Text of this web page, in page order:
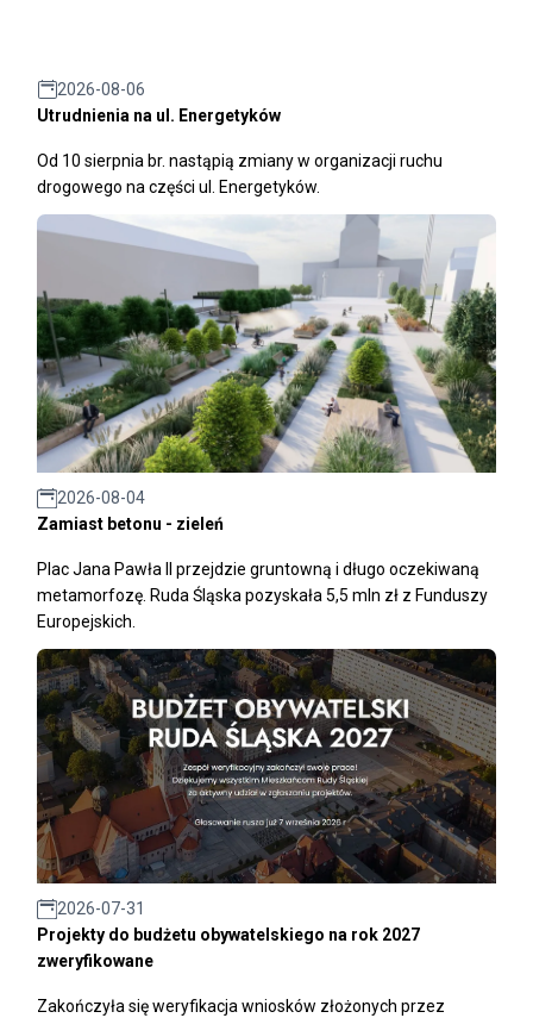
2026-08-06
Utrudnienia na ul. Energetyków
Od 10 sierpnia br. nastąpią zmiany w organizacji ruchu
drogowego na części ul. Energetyków.
2026-08-04
Zamiast betonu - zieleń
Plac Jana Pawła II przejdzie gruntowną i długo oczekiwaną
metamorfozę. Ruda Śląska pozyskała 5,5 mln zł z Funduszy
Europejskich.
2026-07-31
Projekty do budżetu obywatelskiego na rok 2027
zweryfikowane
Zakończyła się weryfikacja wniosków złożonych przez